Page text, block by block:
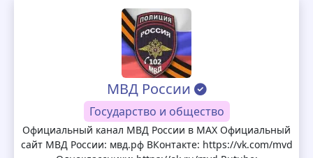
МВД России
Государство и общество
Официальный канал МВД России в MAX Официальный
сайт МВД России: мвд.рф ВКонтакте: https://vk.com/mvd